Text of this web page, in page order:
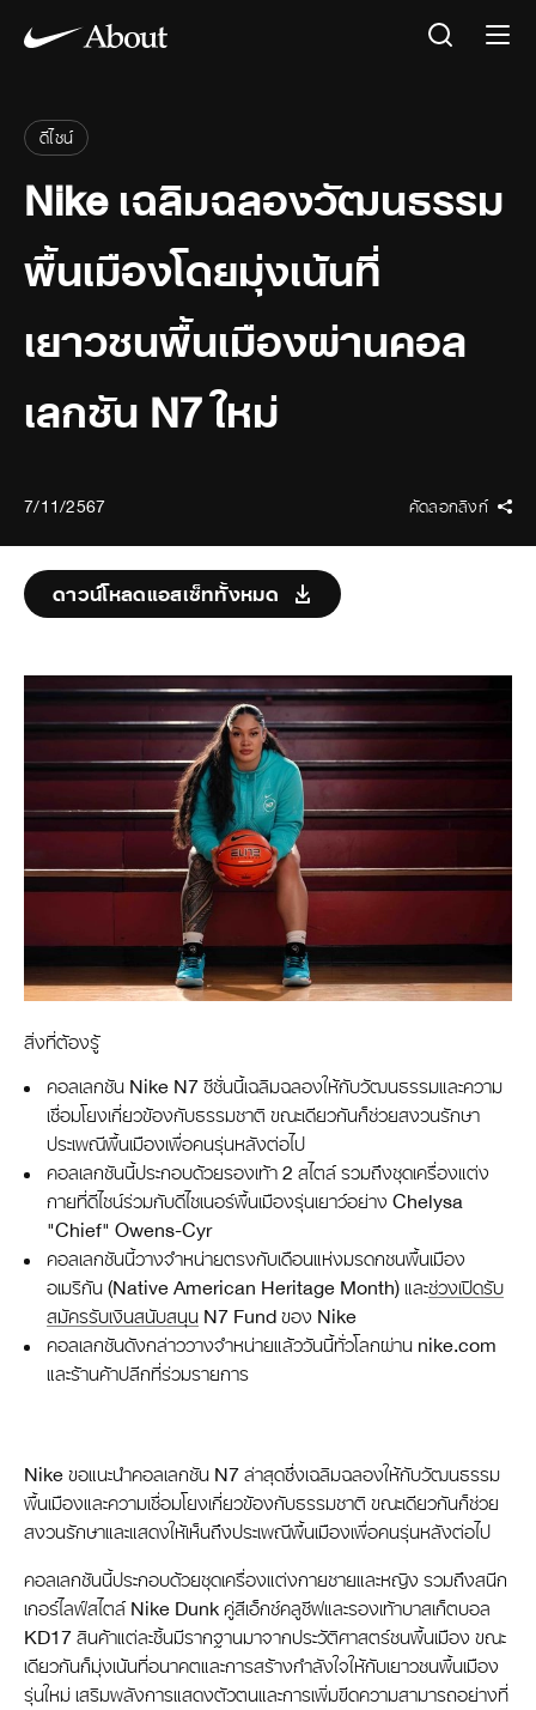
ดีไซน์
Nike เฉลิมฉลองวัฒนธรรม
พื้นเมืองโดยมุ่งเน้นที่
เยาวชนพื้นเมืองผ่านคอล
เลกชัน N7 ใหม่
7/11/2567 คัดลอกลิงก์
ดาวน์โหลดแอสเซ็ททั้งหมด
สิ่งที่ต้องรู้
คอลเลกชัน Nike N7 ซีซั่นนี้เฉลิมฉลองให้กับวัฒนธรรมและความ
เชื่อมโยงเกี่ยวข้องกับธรรมชาติ ขณะเดียวกันก็ช่วยสงวนรักษา
ประเพณีพื้นเมืองเพื่อคนรุ่นหลังต่อไป
คอลเลกชันนี้ประกอบด้วยรองเท้า 2 สไตล์ รวมถึงชุดเครื่องแต่ง
กายที่ดีไซน์ร่วมกับดีไซเนอร์พื้นเมืองรุ่นเยาว์อย่าง Chelysa
"Chief" Owens-Cyr
คอลเลกชันนี้วางจำหน่ายตรงกับเดือนแห่งมรดกชนพื้นเมือง
อเมริกัน (Native American Heritage Month) และช่วงเปิดรับ
สมัครรับเงินสนับสนุน N7 Fund ของ Nike
คอลเลกชันดังกล่าววางจำหน่ายแล้ววันนี้ทั่วโลกผ่าน nike.com
และร้านค้าปลีกที่ร่วมรายการ
Nike ขอแนะนำคอลเลกชัน N7 ล่าสุดซึ่งเฉลิมฉลองให้กับวัฒนธรรม
พื้นเมืองและความเชื่อมโยงเกี่ยวข้องกับธรรมชาติ ขณะเดียวกันก็ช่วย
สงวนรักษาและแสดงให้เห็นถึงประเพณีพื้นเมืองเพื่อคนรุ่นหลังต่อไป
คอลเลกชันนี้ประกอบด้วยชุดเครื่องแต่งกายชายและหญิง รวมถึงสนีก
เกอร์ไลฟ์สไตล์ Nike Dunk คู่สีเอ็กซ์คลูซีฟและรองเท้าบาสเก็ตบอล
KD17 สินค้าแต่ละชิ้นมีรากฐานมาจากประวัติศาสตร์ชนพื้นเมือง ขณะ
เดียวกันก็มุ่งเน้นที่อนาคตและการสร้างกำลังใจให้กับเยาวชนพื้นเมือง
รุ่นใหม่ เสริมพลังการแสดงตัวตนและการเพิ่มขีดความสามารถอย่างที่